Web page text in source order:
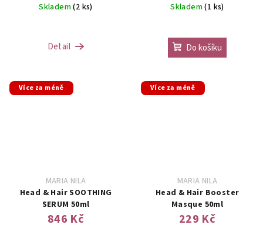
Skladem(2 ks)
Detail
Skladem(1 ks)
Do košíku
Více za méně
MARIA NILA
Head & Hair SOOTHING
SERUM 50ml
846 Kč
Více za méně
MARIA NILA
Head & Hair Booster
Masque 50ml
229 Kč